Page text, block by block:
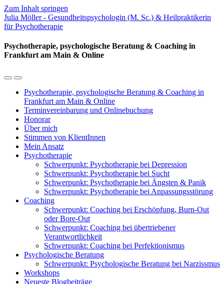
Zum Inhalt springen
Julia Möller - Gesundheitspsychologin (M. Sc.) & Heilpraktikerin
für Psychotherapie
Psychotherapie, psychologische Beratung & Coaching in
Frankfurt am Main & Online
Mobil-
umschalten
Suchfeld
umschalten
Psychotherapie, psychologische Beratung & Coaching in
Frankfurt am Main & Online
Terminvereinbarung und Onlinebuchung
Honorar
Über mich
Stimmen von KlientInnen
Mein Ansatz
Psychotherapie
Schwerpunkt: Psychotherapie bei Depression
Schwerpunkt: Psychotherapie bei Sucht
Schwerpunkt: Psychotherapie bei Ängsten & Panik
Schwerpunkt: Psychotherapie bei Anpassungsstörung
Coaching
Schwerpunkt: Coaching bei Erschöpfung, Burn-Out
oder Bore-Out
Schwerpunkt: Coaching bei übertriebener
Verantwortlichkeit
Schwerpunkt: Coaching bei Perfektionismus
Psychologische Beratung
Schwerpunkt: Psychologische Beratung bei Narzissmus
Workshops
Neueste Blogbeiträge